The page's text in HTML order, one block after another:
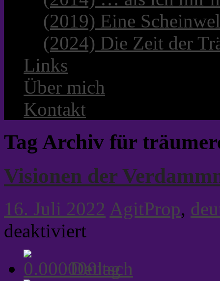
(2019) Eine
(2024) Die Zeit der
Links
Über mich
Kontakt
Tag Archiv für
Visionen der
16. Juli 2022 AgitProp,
deaktiviert
Deutsch